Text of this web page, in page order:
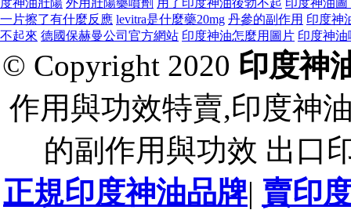
一片擦了有什麼反應 levitra是什麼藥20mg 丹參的副作用 印度神
不起來 德國保赫曼公司官方網站 印度神油怎麼用圖片 印度神
© Copyright 2020 印度神
作用與功效特賣,印度神
的副作用與功效 出口
正規印度神油品牌| 賣印